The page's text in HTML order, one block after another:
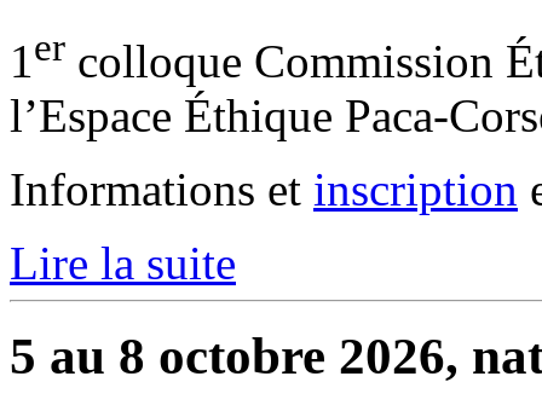
1er colloque Commission
l’Espace Éthique Paca-
Informations et inscription
Lire la suite
5 au 8 octobre 2026,